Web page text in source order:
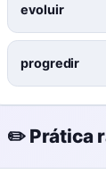
evoluir
progredir
✏️ Prática